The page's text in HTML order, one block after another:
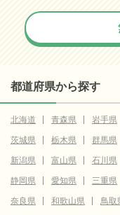
都道府県から探す
北海道 青森県 岩手県
茨城県
栃木県 群馬県
新潟県
富山県 石川県
静岡県
愛知県 三重県
奈良県
和歌山県 鳥取